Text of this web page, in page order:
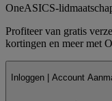
OneASICS-
Profiteer van gratis
kortingen en meer met
Inloggen | Account